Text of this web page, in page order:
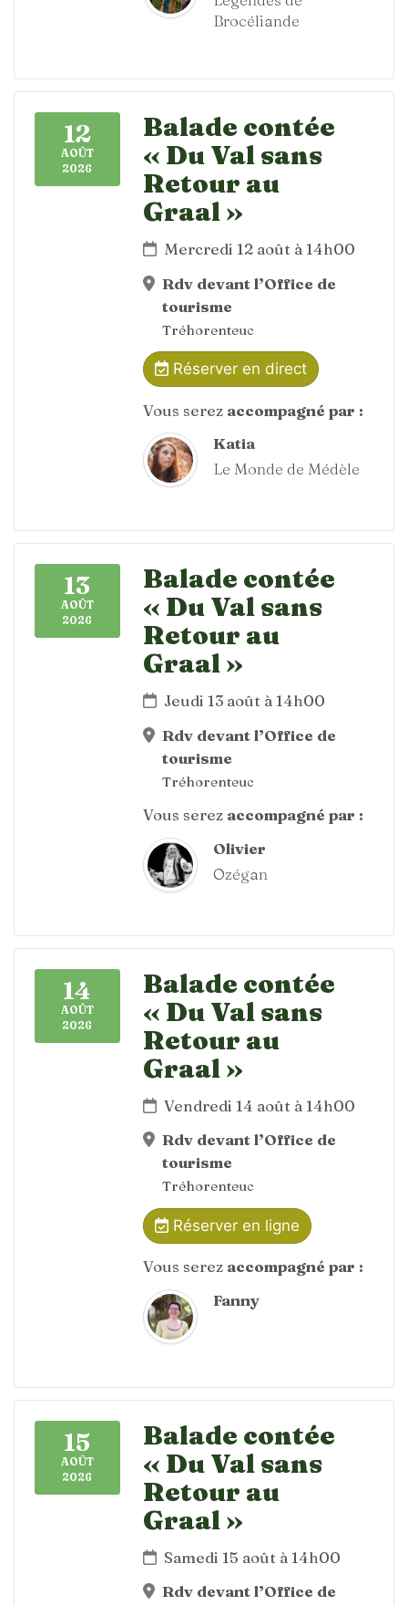
Brocéliande
12
AOÛT
2026
Balade contée
« Du Val sans
Retour au
Graal »
Mercredi 12 août à 14h00
Rdv devant l’Office de
tourisme
Tréhorenteuc
Réserver en direct
Vous serez accompagné par :
Katia
Le Monde de Médèle
13
AOÛT
2026
Balade contée
« Du Val sans
Retour au
Graal »
Jeudi 13 août à 14h00
Rdv devant l’Office de
tourisme
Tréhorenteuc
Vous serez accompagné par :
Olivier
Ozégan
14
AOÛT
2026
Balade contée
« Du Val sans
Retour au
Graal »
Vendredi 14 août à 14h00
Rdv devant l’Office de
tourisme
Tréhorenteuc
Réserver en ligne
Vous serez accompagné par :
Fanny
15
AOÛT
2026
Balade contée
« Du Val sans
Retour au
Graal »
Samedi 15 août à 14h00
Rdv devant l’Office de